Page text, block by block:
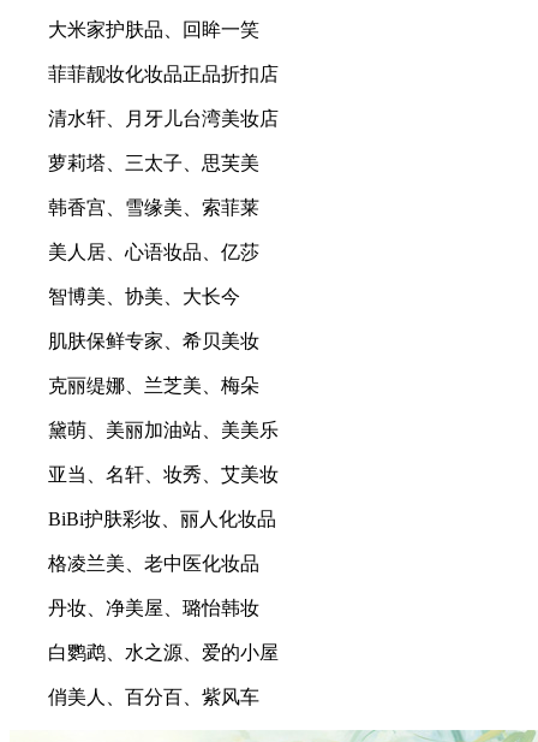
大米家护肤品、回眸一笑
菲菲靓妆化妆品正品折扣店
清水轩、月牙儿台湾美妆店
萝莉塔、三太子、思芙美
韩香宫、雪缘美、索菲莱
美人居、心语妆品、亿莎
智博美、协美、大长今
肌肤保鲜专家、希贝美妆
克丽缇娜、兰芝美、梅朵
黛萌、美丽加油站、美美乐
亚当、名轩、妆秀、艾美妆
BiBi护肤彩妆、丽人化妆品
格凌兰美、老中医化妆品
丹妆、净美屋、璐怡韩妆
白鹦鹉、水之源、爱的小屋
俏美人、百分百、紫风车